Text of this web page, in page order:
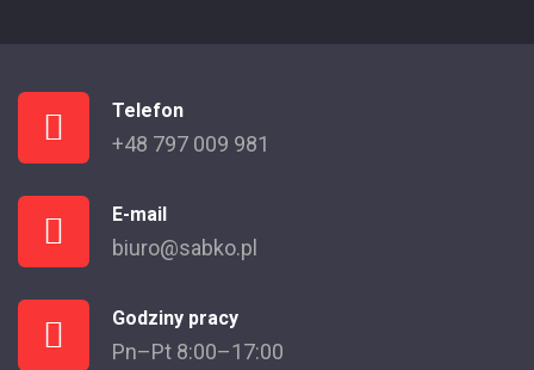
Telefon
+48 797 009 981
E-mail
biuro@sabko.pl
Godziny pracy
Pn–Pt 8:00–17:00